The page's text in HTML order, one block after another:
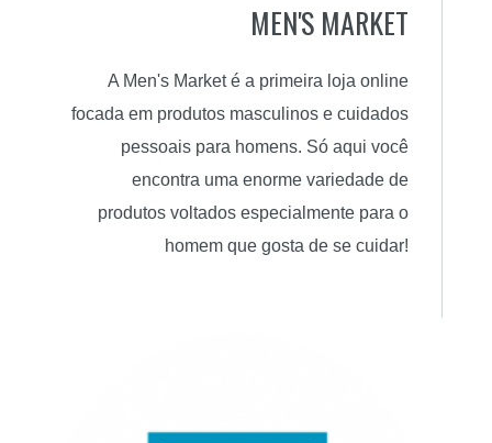
MEN'S MARKET
A Men's Market é a primeira loja online
focada em produtos masculinos e cuidados
pessoais para homens. Só aqui você
encontra uma enorme variedade de
produtos voltados especialmente para o
homem que gosta de se cuidar!